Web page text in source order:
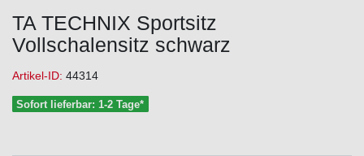
TA TECHNIX Sportsitz
Vollschalensitz schwarz
Artikel-ID: 44314
Sofort lieferbar: 1-2 Tage*